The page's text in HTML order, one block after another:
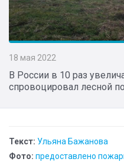
18 мая 2022
В России в 10 раз
спровоцировал лесной
Текст: Ульяна Бажанова
Фото: предоставлено